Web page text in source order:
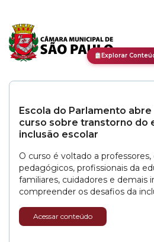
Explorar
Escola do Parlamento
curso sobre transtorno do
inclusão escolar
O curso é voltado a
pedagógicos, profissionais da
familiares, cuidadores e demais
compreender os desafios da
Acessar conteúdo